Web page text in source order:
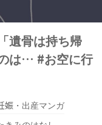
遺骨は持ち帰
は… #お空に行
娠・出産マンガ